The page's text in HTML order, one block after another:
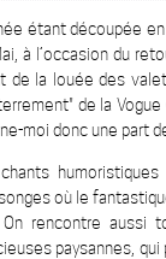
étant découpée
à l’occasion du
de la louée des
de la
moi donc une part
chants
où le
On rencontre aussi
paysannes,